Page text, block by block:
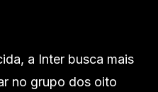
a Inter busca mais
no grupo dos oito